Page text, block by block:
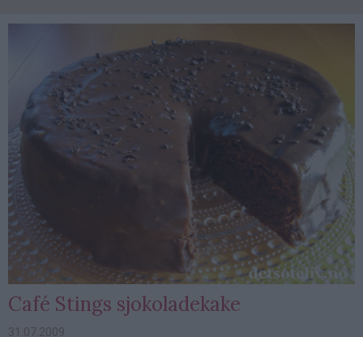
Café Stings sjokoladekake
31.07.2009